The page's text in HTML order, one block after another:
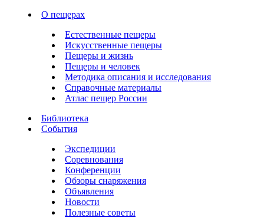
О пещерах
Естественные пещеры
Искусственные пещеры
Пещеры и жизнь
Пещеры и человек
Методика описания и исследования
Справочные материалы
Атлас пещер России
Библиотека
События
Экспедиции
Соревнования
Конференции
Обзоры снаряжения
Объявления
Новости
Полезные советы